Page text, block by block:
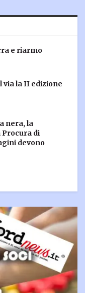
e riarmo
via la II edizione
nera, la
Procura di
devono